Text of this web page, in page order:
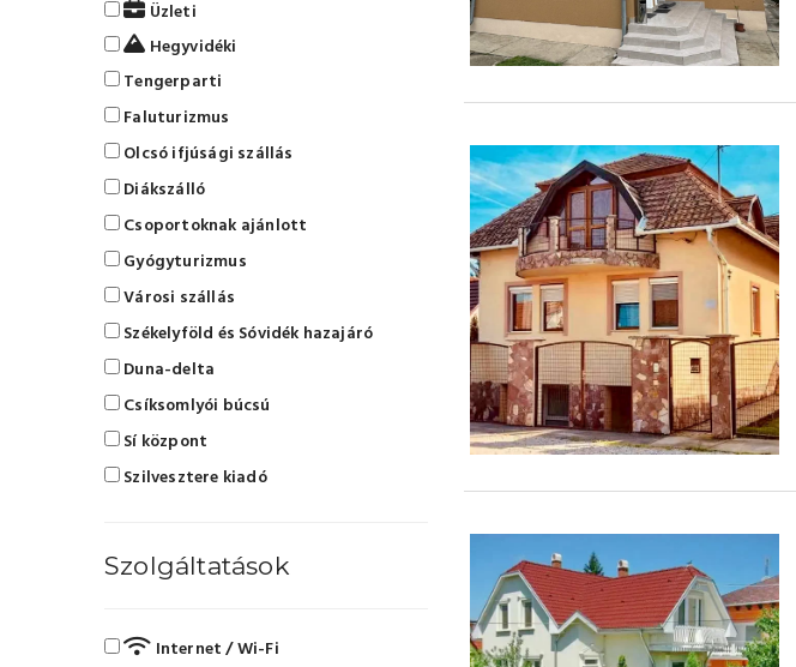
Üzleti
Hegyvidéki
Tengerparti
Faluturizmus
Olcsó ifjúsági szállás
Diákszálló
Csoportoknak ajánlott
Gyógyturizmus
Városi szállás
Székelyföld és Sóvidék hazajáró
Duna-delta
Csíksomlyói búcsú
Sí központ
Szilvesztere kiadó
Szolgáltatások
Internet / Wi-Fi